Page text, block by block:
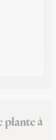
plante à